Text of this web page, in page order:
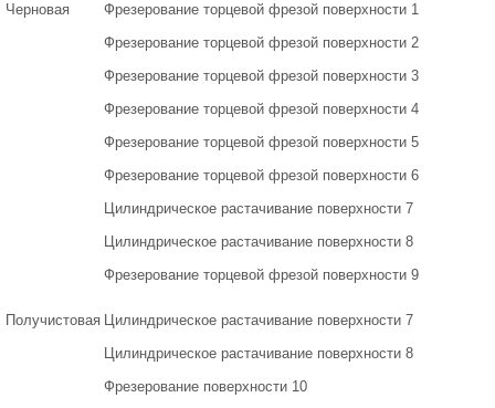
Черновая
Фрезерование торцевой фрезой поверхности 1
Фрезерование торцевой фрезой поверхности 2
Фрезерование торцевой фрезой поверхности 3
Фрезерование торцевой фрезой поверхности 4
Фрезерование торцевой фрезой поверхности 5
Фрезерование торцевой фрезой поверхности 6
Цилиндрическое растачивание поверхности 7
Цилиндрическое растачивание поверхности 8
Фрезерование торцевой фрезой поверхности 9
Получистовая Цилиндрическое растачивание поверхности 7
Цилиндрическое растачивание поверхности 8
Фрезерование поверхности 10